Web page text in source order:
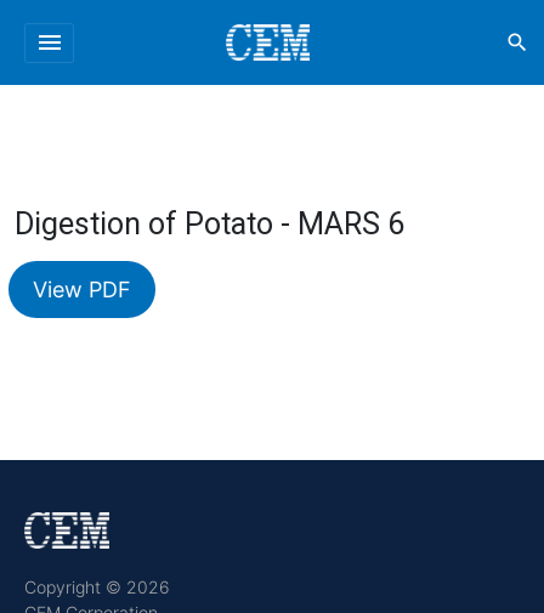
menu search
Digestion of Potato - MARS 6
View PDF
Copyright © 2026